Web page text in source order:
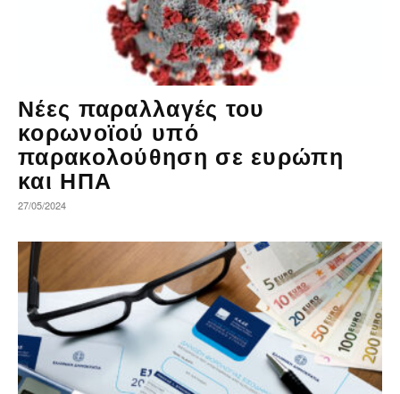
Νέες παραλλαγές του
κορωνοϊού υπό
παρακολούθηση σε ευρώπη
και ΗΠΑ
27/05/2024